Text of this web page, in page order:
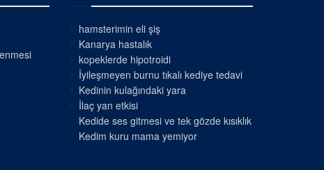
hamsterimin eli şiş
Kanarya hastalık
kopeklerde hipotroidi
İyileşmeyen burnu tıkalı kediye tedavi
Kedinin kulağındaki yara
İlaç yan etkisi
Kedide ses gitmesi ve tek gözde kısıklık
Kedim kuru mama yemiyor